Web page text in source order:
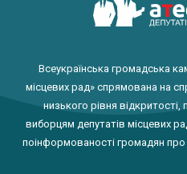
Всеукраїнська громадська
місцевих рад» спрямована на
низького рівня відкритості,
виборцям депутатів місцевих
поінформованості громадян про